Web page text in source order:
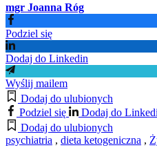
mgr Joanna Róg
Podziel się
Dodaj do Linkedin
Wyślij mailem
Dodaj do ulubionych
Podziel się
Dodaj do
Dodaj do ulubionych
psychiatria , dieta ketogeniczna ,